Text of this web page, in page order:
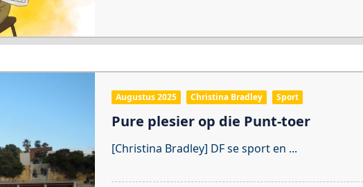
Augustus 2025 Christina Bradley Sport
Pure plesier op die Punt-toer
[Christina Bradley] DF se sport en ...